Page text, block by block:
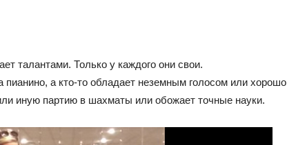
талантами. Только у каждого они свои.
пианино, а кто-то обладает неземным голосом или хорошо
или иную партию в шахматы или обожает точные науки.